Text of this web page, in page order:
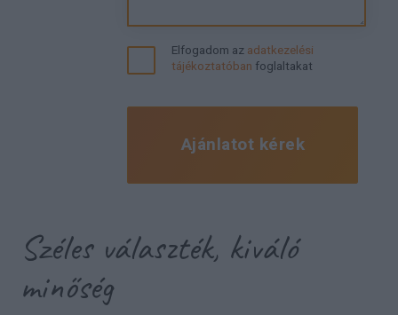
Elfogadom az adatkezelési
tájékoztatóban foglaltakat
Ajánlatot kérek
Széles választék, kiváló
minőség